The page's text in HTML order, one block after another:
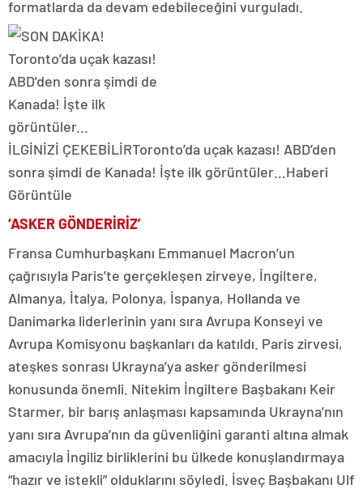
formatlarda da devam edebileceğini vurguladı.
İLGİNİZİ ÇEKEBİLİRToronto’da uçak kazası! ABD’den
sonra şimdi de Kanada! İşte ilk görüntüler… Haberi
Görüntüle
‘ASKER GÖNDERİRİZ’
Fransa Cumhurbaşkanı Emmanuel Macron’un
çağrısıyla Paris’te gerçekleşen zirveye, İngiltere,
Almanya, İtalya, Polonya, İspanya, Hollanda ve
Danimarka liderlerinin yanı sıra Avrupa Konseyi ve
Avrupa Komisyonu başkanları da katıldı. Paris zirvesi,
ateşkes sonrası Ukrayna’ya asker gönderilmesi
konusunda önemli. Nitekim İngiltere Başbakanı Keir
Starmer, bir barış anlaşması kapsamında Ukrayna’nın
yanı sıra Avrupa’nın da güvenliğini garanti altına almak
amacıyla İngiliz birliklerini bu ülkede konuşlandırmaya
“hazır ve istekli” olduklarını söyledi. İsveç Başbakanı Ulf